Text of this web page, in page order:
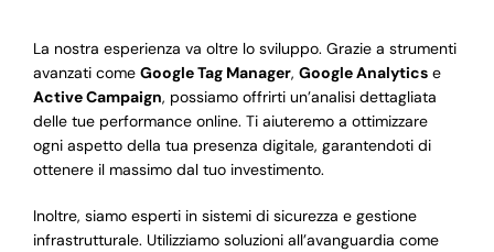
La nostra esperienza va oltre lo sviluppo. Grazie a strumenti
avanzati come Google Tag Manager, Google Analyticse
Active Campaign, possiamo offrirti un’analisi dettagliata
delle tue performance online. Ti aiuteremo a ottimizzare
ogni aspetto della tua presenza digitale, garantendoti di
ottenere il massimo dal tuo investimento.
Inoltre, siamo esperti in sistemi di sicurezza e gestione
infrastrutturale. Utilizziamo soluzioni all’avanguardia come